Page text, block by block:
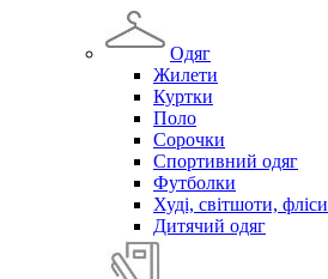
Одяг
Жилети
Куртки
Поло
Сорочки
Спортивний одяг
Футболки
Худі, світшоти, фліси
Дитячий одяг